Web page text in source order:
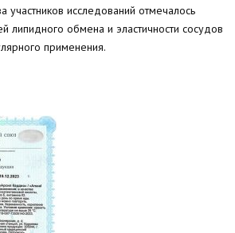
участников исследований отмечалось
липидного обмена и эластичности сосудов
применения.